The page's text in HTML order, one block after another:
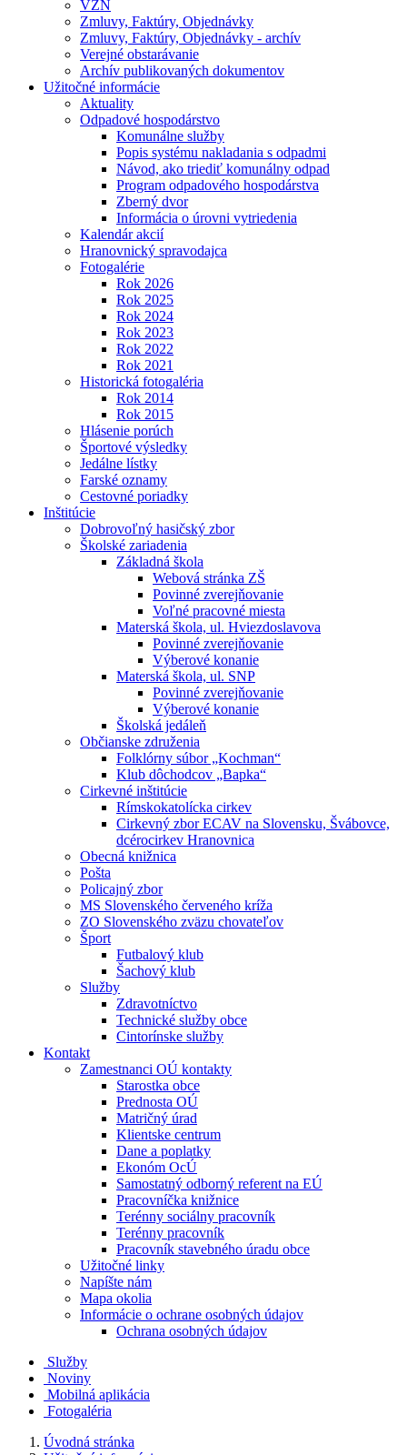
VZN
Zmluvy, Faktúry, Objednávky
Zmluvy, Faktúry, Objednávky - archív
Verejné obstarávanie
Archív publikovaných dokumentov
Užitočné informácie
Aktuality
Odpadové hospodárstvo
Komunálne služby
Popis systému nakladania s odpadmi
Návod, ako triediť komunálny odpad
Program odpadového hospodárstva
Zberný dvor
Informácia o úrovni vytriedenia
Kalendár akcií
Hranovnický spravodajca
Fotogalérie
Rok 2026
Rok 2025
Rok 2024
Rok 2023
Rok 2022
Rok 2021
Historická fotogaléria
Rok 2014
Rok 2015
Hlásenie porúch
Športové výsledky
Jedálne lístky
Farské oznamy
Cestovné poriadky
Inštitúcie
Dobrovoľný hasičský zbor
Školské zariadenia
Základná škola
Webová stránka ZŠ
Povinné zverejňovanie
Voľné pracovné miesta
Materská škola, ul. Hviezdoslavova
Povinné zverejňovanie
Výberové konanie
Materská škola, ul. SNP
Povinné zverejňovanie
Výberové konanie
Školská jedáleň
Občianske združenia
Folklórny súbor „Kochman“
Klub dôchodcov „Bapka“
Cirkevné inštitúcie
Rímskokatolícka cirkev
Cirkevný zbor ECAV na Slovensku, Švábovce,
dcérocirkev Hranovnica
Obecná knižnica
Pošta
Policajný zbor
MS Slovenského červeného kríža
ZO Slovenského zväzu chovateľov
Šport
Futbalový klub
Šachový klub
Služby
Zdravotníctvo
Technické služby obce
Cintorínske služby
Kontakt
Zamestnanci OÚ kontakty
Starostka obce
Prednosta OÚ
Matričný úrad
Klientske centrum
Dane a poplatky
Ekonóm OcÚ
Samostatný odborný referent na EÚ
Pracovníčka knižnice
Terénny sociálny pracovník
Terénny pracovník
Pracovník stavebného úradu obce
Užitočné linky
Napíšte nám
Mapa okolia
Informácie o ochrane osobných údajov
Ochrana osobných údajov
Služby
Noviny
Mobilná aplikácia
Fotogaléria
Úvodná stránka